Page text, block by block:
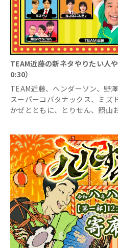
TEAM近藤の新ネタやりたい
0:30）
TEAM近藤、ヘンダーソン、野
スーパーコバタナックス、ミズ
かぜとともに、とりせん、照山